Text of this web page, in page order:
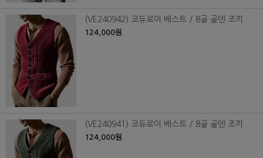
(VE240942) 코듀로이 베스트 / 8골 골덴 조끼
124,000원
(VE240941) 코듀로이 베스트 / 8골 골덴 조끼
124,000원